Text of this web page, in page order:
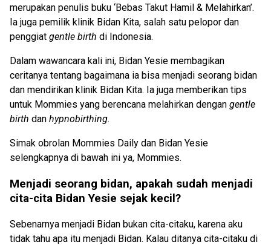
merupakan penulis buku ‘Bebas Takut Hamil & Melahirkan’.
Ia juga pemilik klinik Bidan Kita, salah satu pelopor dan
penggiat gentle birth di Indonesia.
Dalam wawancara kali ini, Bidan Yesie membagikan
ceritanya tentang bagaimana ia bisa menjadi seorang bidan
dan mendirikan klinik Bidan Kita. Ia juga memberikan tips
untuk Mommies yang berencana melahirkan dengan gentle
birth dan hypnobirthing.
Simak obrolan Mommies Daily dan Bidan Yesie
selengkapnya di bawah ini ya, Mommies.
Menjadi seorang bidan, apakah sudah menjadi
cita-cita Bidan Yesie sejak kecil?
Sebenarnya menjadi Bidan bukan cita-citaku, karena aku
tidak tahu apa itu menjadi Bidan. Kalau ditanya cita-citaku di